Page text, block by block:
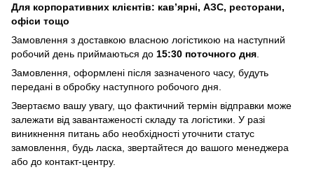
Для корпоративних клієнтів: кав’ярні, АЗС, ресторани,
офіси тощо
Замовлення з доставкою власною логістикою на наступний
робочий день приймаються до 15:30 поточного дня
Замовлення, оформлені після зазначеного часу, будуть
передані в обробку наступного робочого дня.
Звертаємо вашу увагу, що фактичний термін відправки може
залежати від завантаженості складу та логістики. У разі
виникнення питань або необхідності уточнити статус
замовлення, будь ласка, звертайтеся до вашого менеджера
або до контакт-центру.